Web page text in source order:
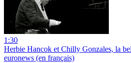
1:30
Herbie Hancok et Chilly Gonzales, la
euronews (en français)